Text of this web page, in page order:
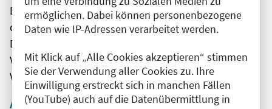
ermöglichen. Dabei können personenbezogene
Daten wie IP-Adressen verarbeitet werden.
Mit Klick auf „Alle Cookies akzeptieren“ stimmen
Sie der Verwendung aller Cookies zu. Ihre
Einwilligung erstreckt sich in manchen Fällen
(YouTube) auch auf die Datenübermittlung in
Die hier aufgeführten Veranstaltungen entsprechen
den unmittelbar vom Veranstalter getätigten Angaben.
Die Ärztekammer Berlin übernimmt keine
Verantwortung für den Inhalt, die Haftung obliegt dem
Veranstalter.
Aktive Filter